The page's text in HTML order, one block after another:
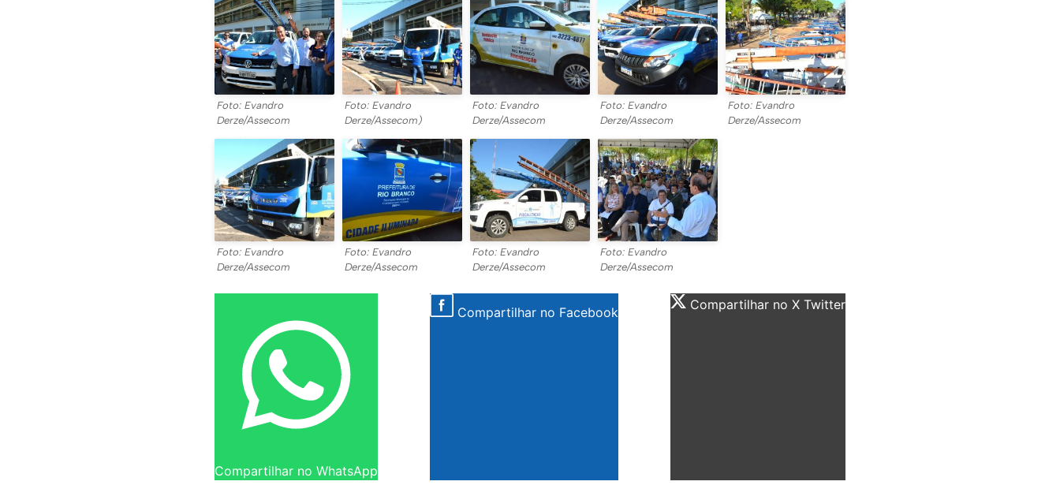
Foto: Evandro
Derze/Assecom
Foto: Evandro
Derze/Assecom)
Foto: Evandro
Derze/Assecom
Foto: Evandro
Derze/Assecom
Foto: Evandro
Derze/Assecom
Foto: Evandro
Derze/Assecom
Foto: Evandro
Derze/Assecom
Foto: Evandro
Derze/Assecom
Foto: Evandro
Derze/Assecom
Compartilhar no WhatsApp
Compartilhar no Facebook Compartilhar no X Twitter